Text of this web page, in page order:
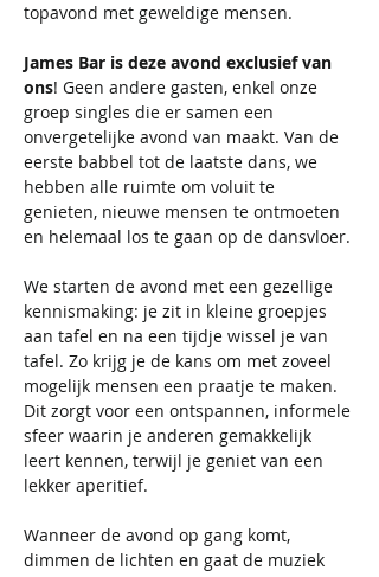
topavond met geweldige mensen.
James Bar is deze avond exclusief van
ons! Geen andere gasten, enkel onze
groep singles die er samen een
onvergetelijke avond van maakt. Van de
eerste babbel tot de laatste dans, we
hebben alle ruimte om voluit te
genieten, nieuwe mensen te ontmoeten
en helemaal los te gaan op de dansvloer.
We starten de avond met een gezellige
kennismaking: je zit in kleine groepjes
aan tafel en na een tijdje wissel je van
tafel. Zo krijg je de kans om met zoveel
mogelijk mensen een praatje te maken.
Dit zorgt voor een ontspannen, informele
sfeer waarin je anderen gemakkelijk
leert kennen, terwijl je geniet van een
lekker aperitief.
Wanneer de avond op gang komt,
dimmen de lichten en gaat de muziek